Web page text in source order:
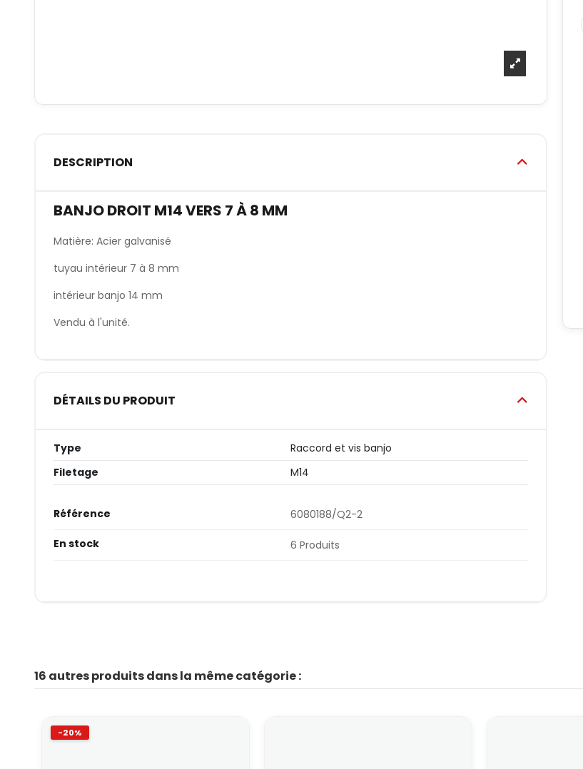
DESCRIPTION
BANJO DROIT M14 VERS 7 À 8 MM
Matière: Acier galvanisé
tuyau intérieur 7 à 8 mm
intérieur banjo 14 mm
Vendu à l'unité.
DÉTAILS DU PRODUIT
Type
Raccord et vis banjo
Filetage
M14
Référence 6080188/Q2-2
En stock 6 Produits
16 autres produits dans la même catégorie :
-20%